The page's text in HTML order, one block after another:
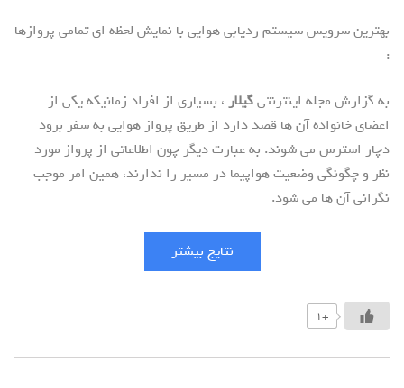
بهترین سرویس سیستم ردیابی هوایی با نمایش لحظه ای تمامی پروازها
:
به گزارش مجله اینترنتیگیلار ، بسیاری از افراد زمانیکه یکی از
اعضای خانواده آن ها قصد دارد از طریق پرواز هوایی به سفر برود
دچار استرس می شوند. به عبارت دیگر چون اطلاعاتی از پرواز مورد
نظر و چگونگی وضعیت هواپیما در مسیر را ندارند، همین امر موجب
نگرانی آن ها می شود.
نتایج بیشتر
+1